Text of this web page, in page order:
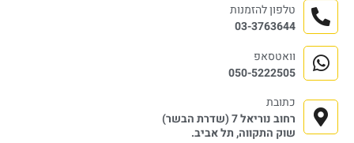
טלפון להזמנות
03-3763644
וואטסאפ
050-5222505
כתובת
רחוב נוריאל 7 (שדרת הבשר)
שוק התקווה, תל אביב.